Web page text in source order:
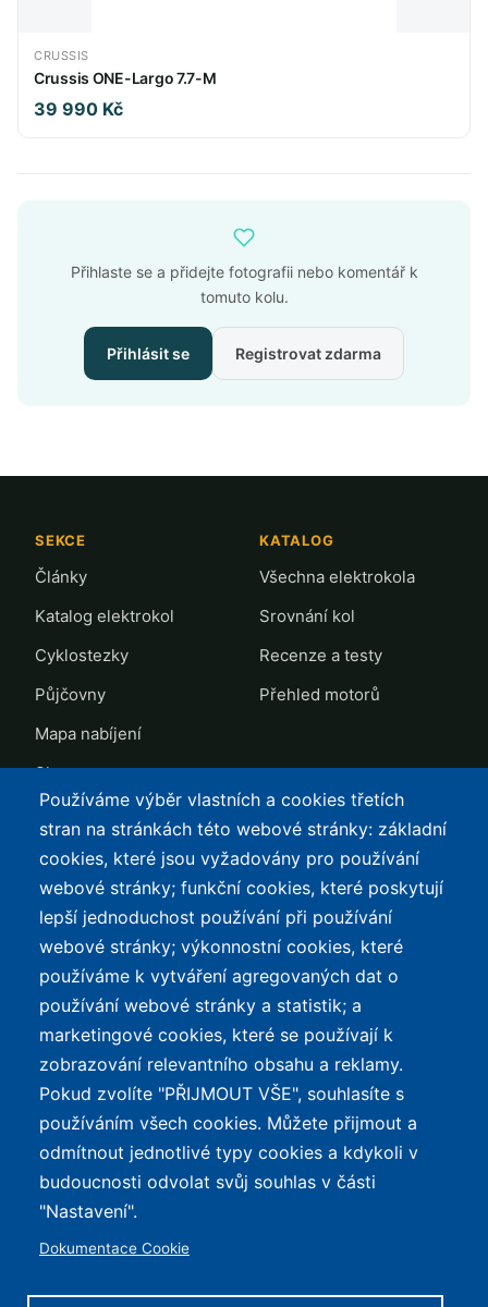
CRUSSIS
Crussis ONE-Largo 7.7-M
39 990 Kč
Přihlaste se a přidejte fotografii nebo komentář k
tomuto kolu.
Přihlásit se Registrovat zdarma
SEKCE
Články
Katalog elektrokol
Cyklostezky
Půjčovny
Mapa nabíjení
Slevy
KATALOG
Všechna elektrokola
Srovnání kol
Recenze a testy
Přehled motorů
TOP LISTY Z DAT
Přehled top listů
Nejlehčí elektrokola
Největší dojezd
Nejlevnější s Bosch CX
Největší poklesy cen
Nejlepší poměr
cena/výkon
SERVIS
Kontakt
Podmínky užívání a
ochrana osobních údajů
e-Biker Point
Mapa stránek
O WEBU
Průvodce světem
elektrokol — recenze,
mapa nabíjecích stanic z
Používáme výběr vlastních a cookies třetích
stran na stránkách této webové stránky: základní
cookies, které jsou vyžadovány pro používání
webové stránky; funkční cookies, které poskytují
lepší jednoduchost používání při používání
webové stránky; výkonnostní cookies, které
používáme k vytváření agregovaných dat o
používání webové stránky a statistik; a
marketingové cookies, které se používají k
zobrazování relevantního obsahu a reklamy.
Pokud zvolíte "PŘIJMOUT VŠE", souhlasíte s
používáním všech cookies. Můžete přijmout a
odmítnout jednotlivé typy cookies a kdykoli v
budoucnosti odvolat svůj souhlas v části
"Nastavení".
Dokumentace Cookie
REKLAMA